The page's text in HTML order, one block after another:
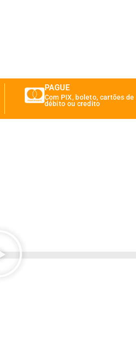
PAGUE
Com PIX, boleto, cartões de
débito ou credito